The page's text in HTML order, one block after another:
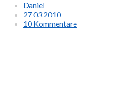
Daniel
27.03.2010
10 Kommentare